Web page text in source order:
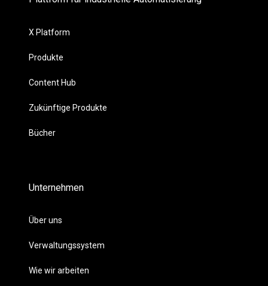
X Platform
Produkte
Content Hub
Zukünftige Produkte
Bücher
Unternehmen
Über uns
Verwaltungssystem
Wie wir arbeiten